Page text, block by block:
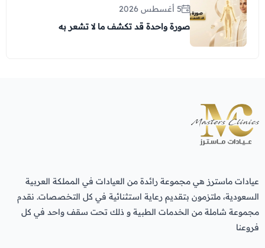
5 أغسطس 2026
صورة واحدة قد تكشف ما لا تشعر به
عيادات ماسترز هي مجموعة رائدة من العيادات في المملكة العربية
السعودية، ملتزمون بتقديم رعاية استثنائية في كل التخصصات. نقدم
مجموعة شاملة من الخدمات الطبية و ذلك تحت سقف واحد في كل
فروعنا